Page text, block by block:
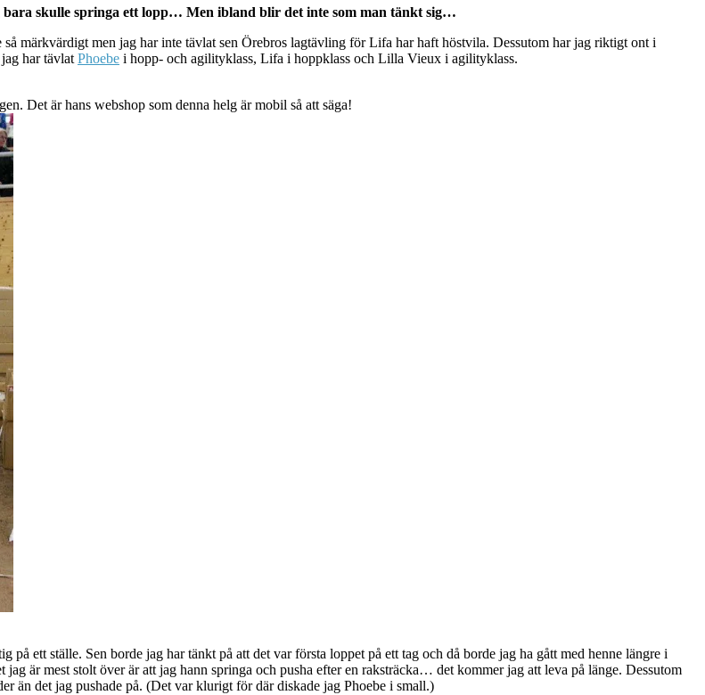
skulle springa ett lopp… Men ibland blir det inte som man tänkt sig…
märkvärdigt men jag har inte tävlat sen Örebros lagtävling för Lifa har haft höstvila. Dessutom har jag riktigt ont i
har tävlat Phoebe i hopp- och agilityklass, Lifa i hoppklass och Lilla Vieux i agilityklass.
Det är hans webshop som denna helg är mobil så att säga!
ett ställe. Sen borde jag har tänkt på att det var första loppet på ett tag och då borde jag ha gått med henne längre i
är mest stolt över är att jag hann springa och pusha efter en raksträcka… det kommer jag att leva på länge. Dessutom
än det jag pushade på. (Det var klurigt för där diskade jag Phoebe i small.)